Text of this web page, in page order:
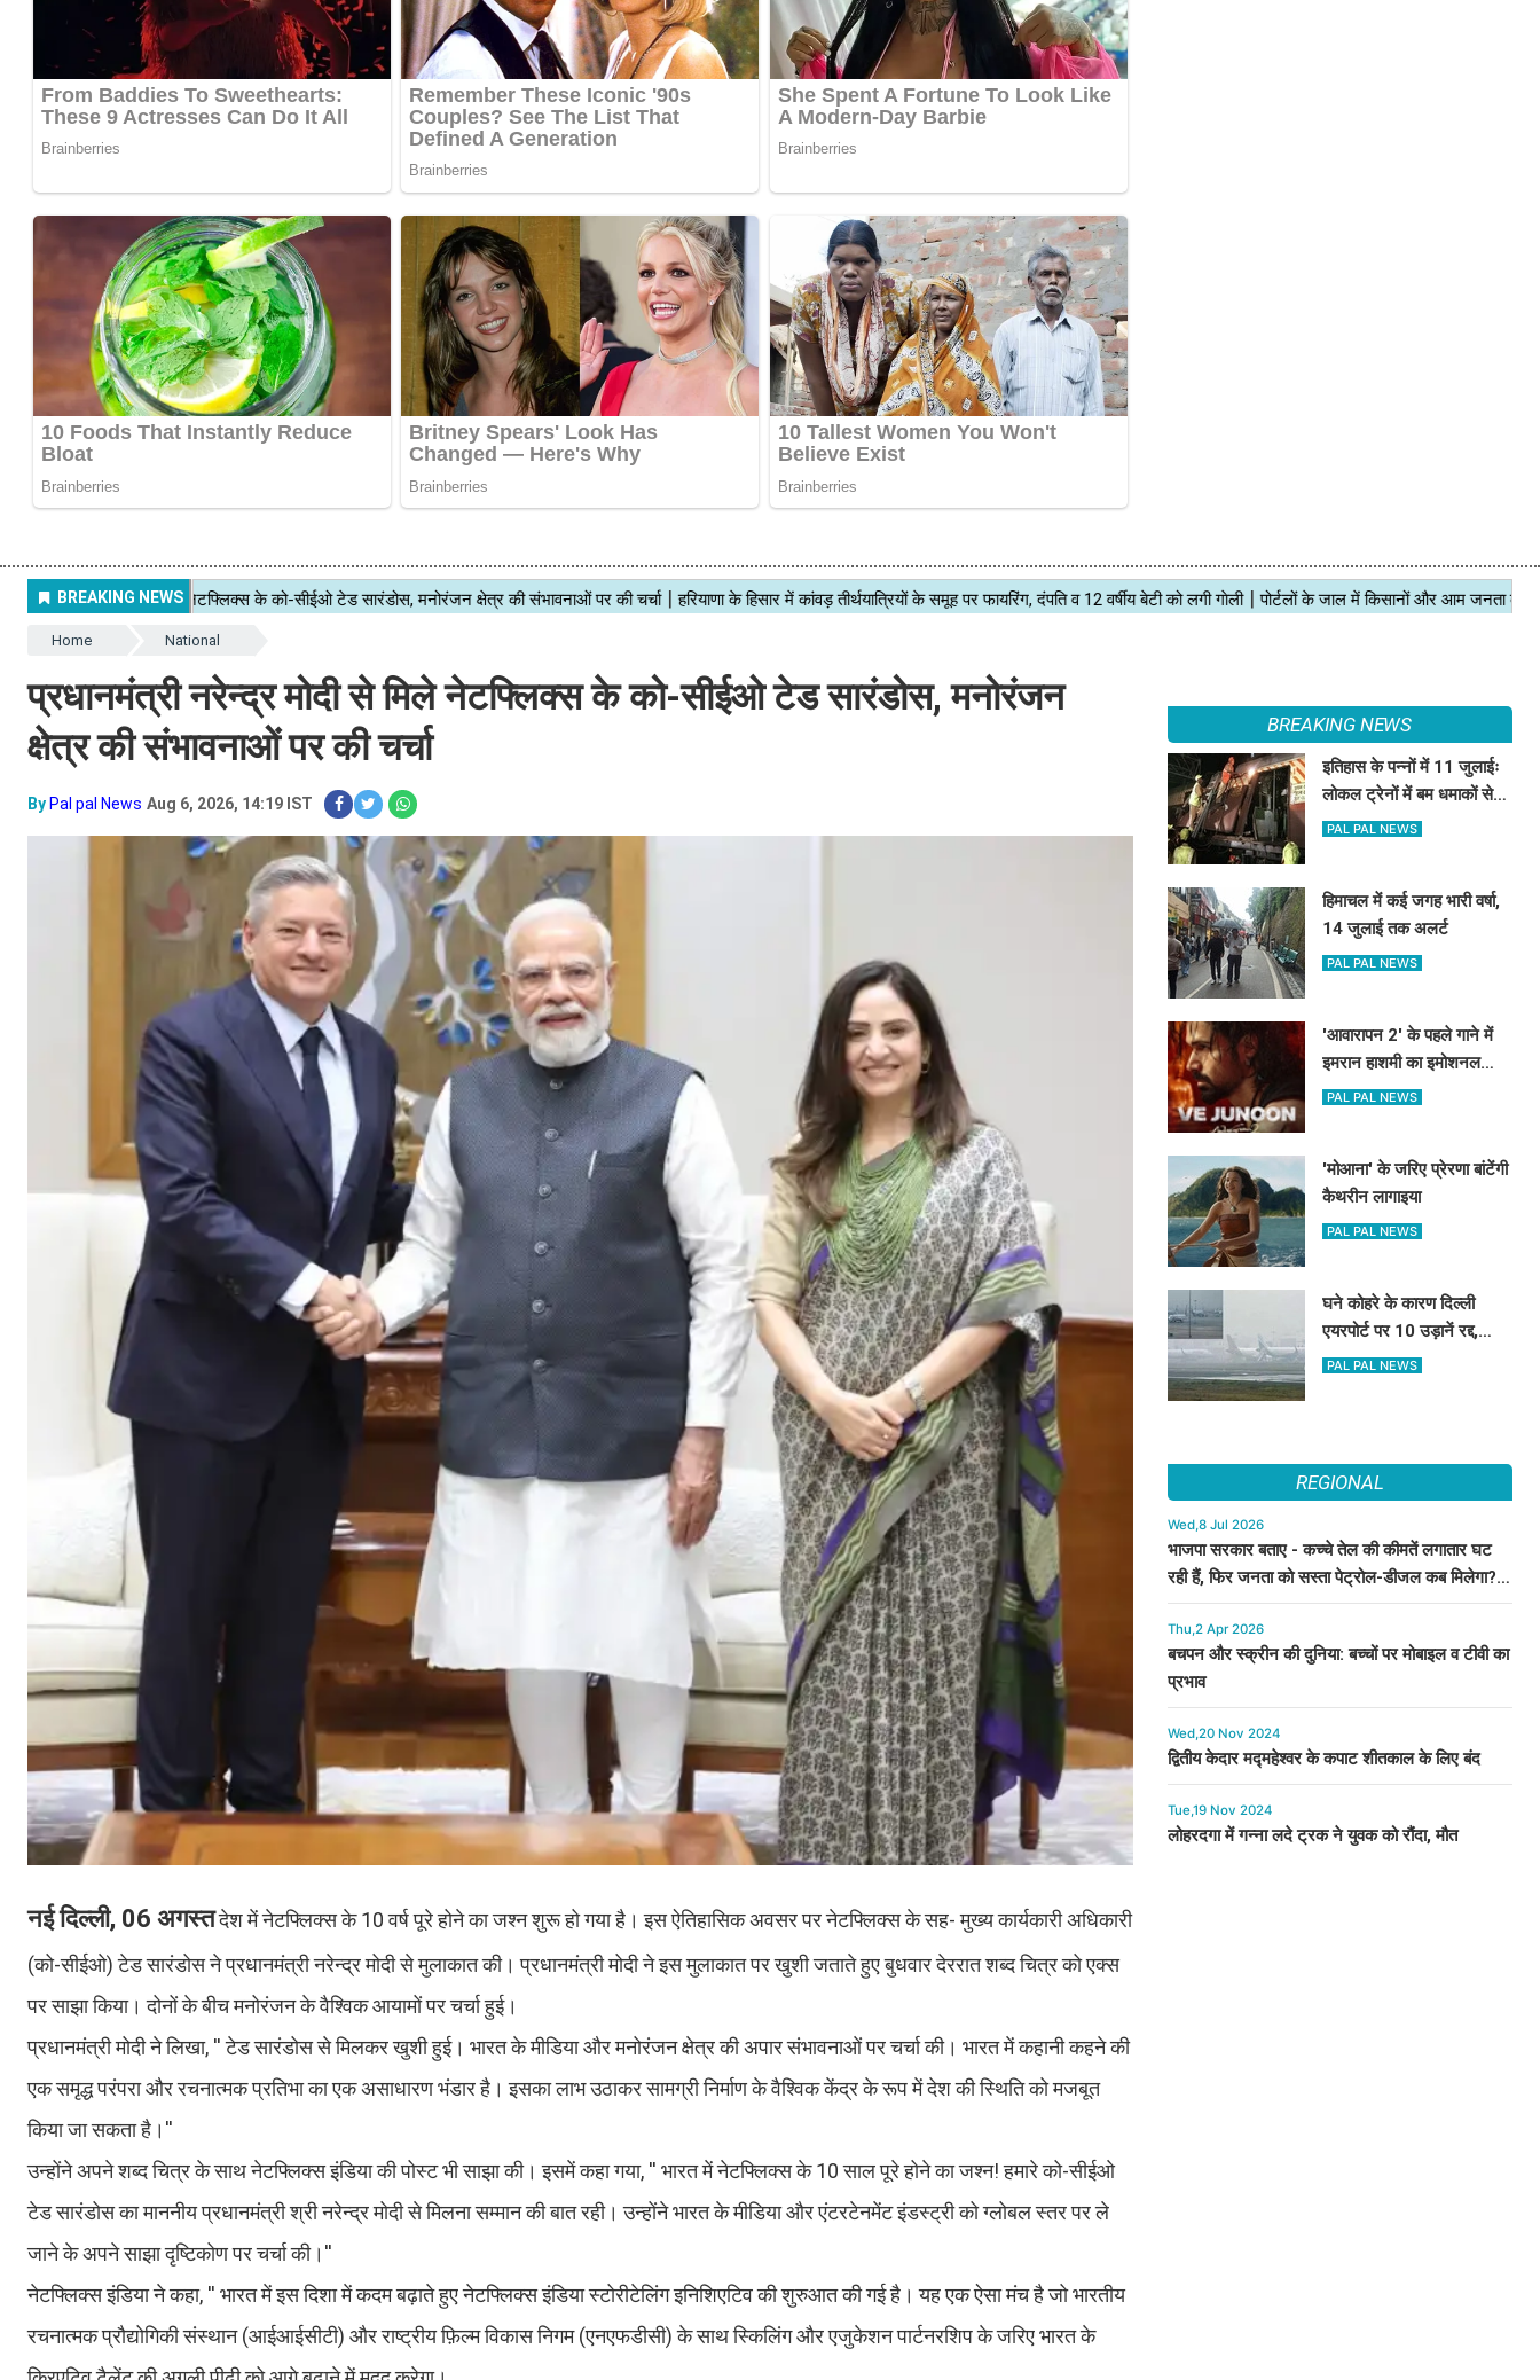
Home National
प्रधानमंत्री नरेन्द्र मोदी से मिले नेटफ्लिक्स के को-सीईओ टेड सारंडोस, मनोरंजन
क्षेत्र की संभावनाओं पर की चर्चा
By Pal pal News Aug 6, 2026, 14:19 IST
नई दिल्ली, 06 अगस्तदेश में नेटफ्लिक्स के 10 वर्ष पूरे होने का जश्न शुरू हो गया है। इस ऐतिहासिक अवसर पर नेटफ्लिक्स के सह- मुख्य कार्यकारी अधिकारी
(को-सीईओ) टेड सारंडोस ने प्रधानमंत्री नरेन्द्र मोदी से मुलाकात की। प्रधानमंत्री मोदी ने इस मुलाकात पर खुशी जताते हुए बुधवार देररात शब्द चित्र को एक्स
पर साझा किया। दोनों के बीच मनोरंजन के वैश्विक आयामों पर चर्चा हुई।
प्रधानमंत्री मोदी ने लिखा, '' टेड सारंडोस से मिलकर खुशी हुई। भारत के मीडिया और मनोरंजन क्षेत्र की अपार संभावनाओं पर चर्चा की। भारत में कहानी कहने की
एक समृद्ध परंपरा और रचनात्मक प्रतिभा का एक असाधारण भंडार है। इसका लाभ उठाकर सामग्री निर्माण के वैश्विक केंद्र के रूप में देश की स्थिति को मजबूत
किया जा सकता है।''
उन्होंने अपने शब्द चित्र के साथ नेटफ्लिक्स इंडिया की पोस्ट भी साझा की। इसमें कहा गया, '' भारत में नेटफ्लिक्स के 10 साल पूरे होने का जश्न! हमारे को-सीईओ
टेड सारंडोस का माननीय प्रधानमंत्री श्री नरेन्द्र मोदी से मिलना सम्मान की बात रही। उन्होंने भारत के मीडिया और एंटरटेनमेंट इंडस्ट्री को ग्लोबल स्तर पर ले
जाने के अपने साझा दृष्टिकोण पर चर्चा की।''
नेटफ्लिक्स इंडिया ने कहा, '' भारत में इस दिशा में कदम बढ़ाते हुए नेटफ्लिक्स इंडिया स्टोरीटेलिंग इनिशिएटिव की शुरुआत की गई है। यह एक ऐसा मंच है जो भारतीय
रचनात्मक प्रौद्योगिकी संस्थान (आईआईसीटी) और राष्ट्रीय फ़िल्म विकास निगम (एनएफडीसी) के साथ स्किलिंग और एजुकेशन पार्टनरशिप के जरिए भारत के
BREAKING NEWS
इतिहास के पन्नों में 11 जुलाईः
लोकल ट्रेनों में बम धमाकों से
दहल गई मुंबई, 189 की मौत
PAL PAL NEWS
हिमाचल में कई जगह भारी वर्षा,
14 जुलाई तक अलर्ट
PAL PAL NEWS
'आवारापन 2' के पहले गाने में
इमरान हाशमी का इमोशनल
अवतार
PAL PAL NEWS
'मोआना' के जरिए प्रेरणा बांटेंगी
कैथरीन लागाइया
PAL PAL NEWS
घने कोहरे के कारण दिल्ली
एयरपोर्ट पर 10 उड़ानें रद्द,
270 से अधिक में देरी
PAL PAL NEWS
REGIONAL
Wed,8 Jul 2026
भाजपा सरकार बताए - कच्चे तेल की कीमतें लगातार घट
रही हैं, फिर जनता को सस्ता पेट्रोल-डीजल कब मिलेगा? :
कुमारी सैलजा
Thu,2 Apr 2026
बचपन और स्क्रीन की दुनिया: बच्चों पर मोबाइल व टीवी का
प्रभाव
Wed,20 Nov 2024
द्वितीय केदार मद्महेश्वर के कपाट शीतकाल के लिए बंद
Tue,19 Nov 2024
लोहरदगा में गन्ना लदे ट्रक ने युवक को रौंदा, मौत